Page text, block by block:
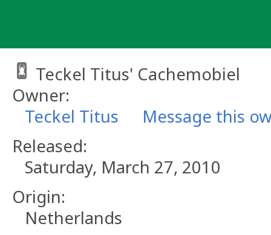
Teckel Titus' Cachemobiel
Owner:
Teckel Titus
Message this
Released:
Saturday, March 27, 2010
Origin:
Netherlands